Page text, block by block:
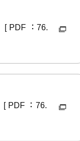
[ PDF ：76.
[ PDF ：76.